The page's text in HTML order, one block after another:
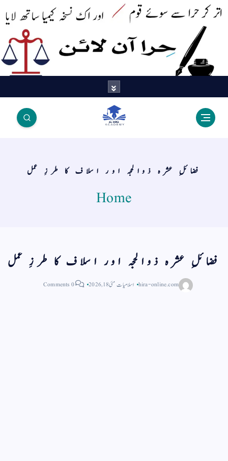
اک نسخہ کیمیا ساتھ لایا
فضائلِ عشرہ ذوالحجہ اور اسلاف کا طرزِ عمل
Home
فضائلِ عشرہ ذوالحجہ اور اسلاف کا طرزِ عمل
hira-online.com اسلامیاتمئی 18, 2026 0 Comments